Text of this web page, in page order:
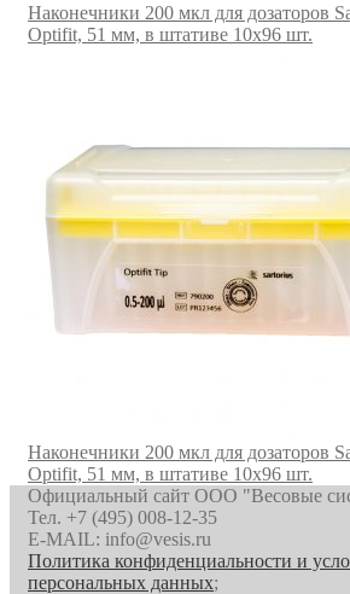
Наконечники 200 мкл для дозаторов
Optifit, 51 мм, в штативе 10х96 шт.
Наконечники 200 мкл для дозаторов
Optifit, 51 мм, в штативе 10х96 шт.
Официальный сайт ООО "Весовые
Тел. +7 (495) 008-12-35
E-MAIL: info@vesis.ru
Политика конфиденциальности и
персональных данных;